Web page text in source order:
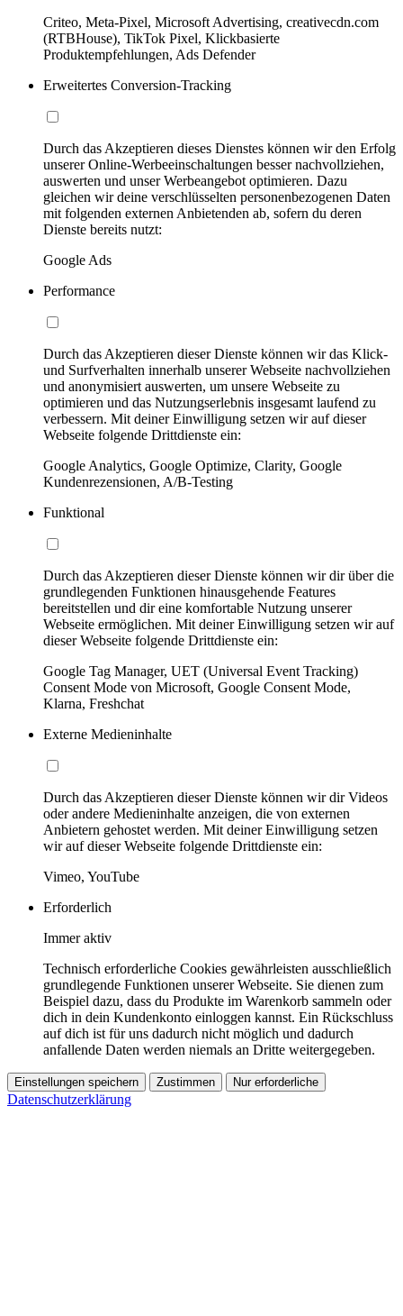
Criteo, Meta-Pixel, Microsoft Advertising, creativecdn.com
(RTBHouse), TikTok Pixel, Klickbasierte
Produktempfehlungen, Ads Defender
Erweitertes Conversion-Tracking
Durch das Akzeptieren dieses Dienstes können wir den Erfolg
unserer Online-Werbeeinschaltungen besser nachvollziehen,
auswerten und unser Werbeangebot optimieren. Dazu
gleichen wir deine verschlüsselten personenbezogenen Daten
mit folgenden externen Anbietenden ab, sofern du deren
Dienste bereits nutzt:
Google Ads
Performance
Durch das Akzeptieren dieser Dienste können wir das Klick-
und Surfverhalten innerhalb unserer Webseite nachvollziehen
und anonymisiert auswerten, um unsere Webseite zu
optimieren und das Nutzungserlebnis insgesamt laufend zu
verbessern. Mit deiner Einwilligung setzen wir auf dieser
Webseite folgende Drittdienste ein:
Google Analytics, Google Optimize, Clarity, Google
Kundenrezensionen, A/B-Testing
Funktional
Durch das Akzeptieren dieser Dienste können wir dir über die
grundlegenden Funktionen hinausgehende Features
bereitstellen und dir eine komfortable Nutzung unserer
Webseite ermöglichen. Mit deiner Einwilligung setzen wir auf
dieser Webseite folgende Drittdienste ein:
Google Tag Manager, UET (Universal Event Tracking)
Consent Mode von Microsoft, Google Consent Mode,
Klarna, Freshchat
Externe Medieninhalte
Durch das Akzeptieren dieser Dienste können wir dir Videos
oder andere Medieninhalte anzeigen, die von externen
Anbietern gehostet werden. Mit deiner Einwilligung setzen
wir auf dieser Webseite folgende Drittdienste ein:
Vimeo, YouTube
Erforderlich
Immer aktiv
Technisch erforderliche Cookies gewährleisten ausschließlich
grundlegende Funktionen unserer Webseite. Sie dienen zum
Beispiel dazu, dass du Produkte im Warenkorb sammeln oder
dich in dein Kundenkonto einloggen kannst. Ein Rückschluss
auf dich ist für uns dadurch nicht möglich und dadurch
anfallende Daten werden niemals an Dritte weitergegeben.
Einstellungen speichern Zustimmen Nur erforderliche
Datenschutzerklärung